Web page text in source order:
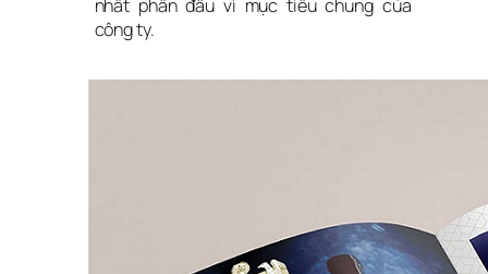
nhất phấn đấu vì mục tiêu chung của
công ty.